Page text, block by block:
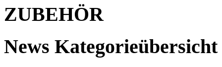
ZUBEHÖR
News Kategorieübersicht